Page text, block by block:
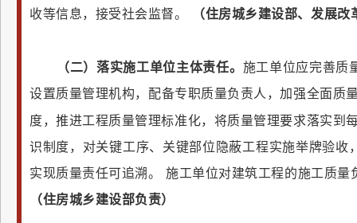
收等信息，接受社会监督。
（住房城乡建设部、发展改
（二）落实施工单位主体责任。 施工单位应完善质
设置质量管理机构，配备专职质量负责人，加强全面质
度，推进工程质量管理标准化，将质量管理要求落实到
识制度，对关键工序、关键部位隐蔽工程实施举牌验收
实现质量责任可追溯。
施工单位对建筑工程的施工质
（住房城乡建设部负责）